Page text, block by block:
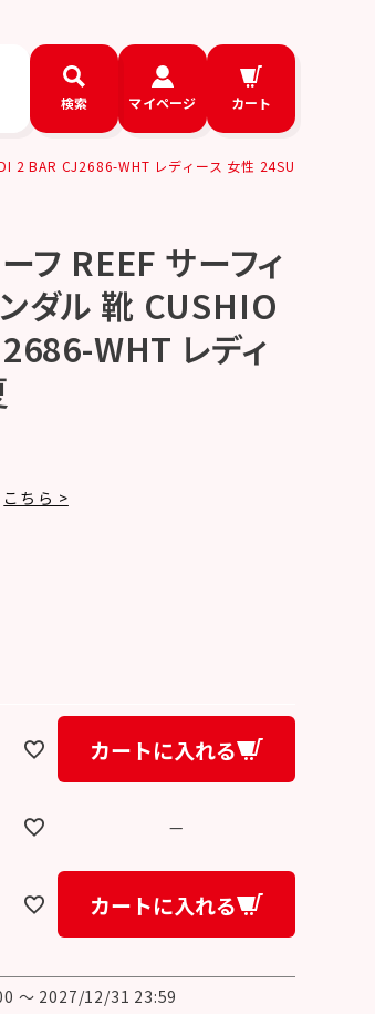
検索 マイページ カート
2 BAR CJ2686-WHT レディース 女性 24SU
フ REEF サーフィ
ダル 靴 CUSHIO
WHT レディ
こちら >
カートに入れる
—
カートに入れる
〜 2027/12/31 23:59